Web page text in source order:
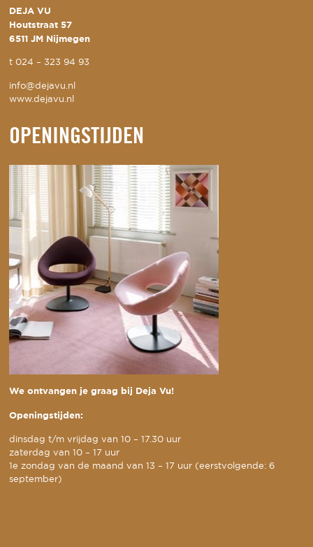
DEJA VU
Houtstraat 57
6511 JM Nijmegen
t024 – 323 94 93
info@dejavu.nl
www.dejavu.nl
OPENINGSTIJDEN
We ontvangen je graag bij Deja Vu!
Openingstijden:
dinsdag t/m vrijdag van 10 – 17.30 uur
zaterdag van 10 – 17 uur
1e zondag van de maand van 13 – 17 uur (eerstvolgende: 6
september)